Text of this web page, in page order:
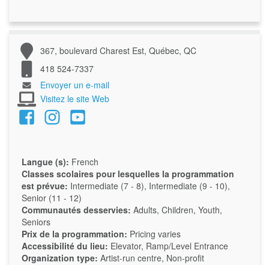
367, boulevard Charest Est, Québec, QC
418 524-7337
Envoyer un e-mail
Visitez le site Web
Langue (s): French
Classes scolaires pour lesquelles la programmation
est prévue: Intermediate (7 - 8), Intermediate (9 - 10),
Senior (11 - 12)
Communautés desservies: Adults, Children, Youth,
Seniors
Prix de la programmation: Pricing varies
Accessibilité du lieu: Elevator, Ramp/Level Entrance
Organization type: Artist-run centre, Non-profit